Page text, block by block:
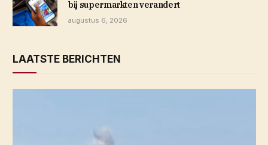
bij supermarkten verandert
augustus 6, 2026
LAATSTE BERICHTEN